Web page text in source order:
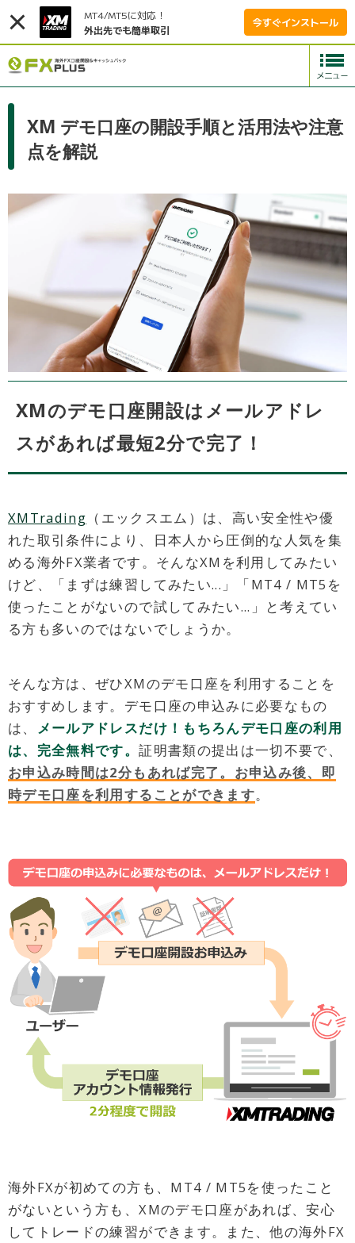
MT4/MT5に対応！
外出先でも簡単取引
今すぐインストール
XM デモ口座の開設手順と活用法や注意
点を解説
XMのデモ口座開設はメールアドレ
スがあれば最短2分で完了！
XMTrading （エックスエム）は、高い安全性や優
れた取引条件により、日本人から圧倒的な人気を集
める海外FX業者です。そんなXMを利用してみたい
けど、「まずは練習してみたい...」「MT4 / MT5を
使ったことがないので試してみたい...」と考えてい
る方も多いのではないでしょうか。
そんな方は、ぜひXMのデモ口座を利用することを
おすすめします。デモ口座の申込みに必要なもの
は、 メールアドレスだけ！もちろんデモ口座の利用
は、完全無料です。証明書類の提出は一切不要で、
お申込み時間は2分もあれば完了。お申込み後、即
時デモ口座を利用することができます。
海外FXが初めての方も、MT4 / MT5を使ったこと
がないという方も、XMのデモ口座があれば、安心
してトレードの練習ができます。また、他の海外FX